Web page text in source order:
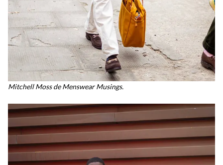
Mitchell Moss de Menswear Musings.